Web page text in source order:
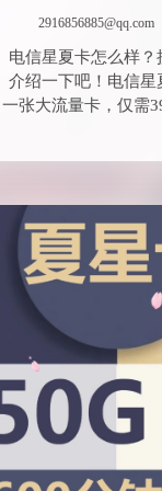
发布于 2023-07-18
电信星宁卡
量+30G定
2916856885@qq.com
电信星宁卡怎么样